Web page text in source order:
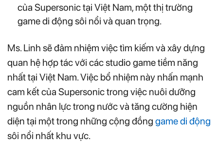
của Supersonic tại Việt Nam, một thị trường
game di động sôi nổi và quan trọng.
Ms. Linh sẽ đảm nhiệm việc tìm kiếm và xây dựng
quan hệ hợp tác với các studio game tiềm năng
nhất tại Việt Nam. Việc bổ nhiệm này nhấn mạnh
cam kết của Supersonic trong việc nuôi dưỡng
nguồn nhân lực trong nước và tăng cường hiện
diện tại một trong những cộng đồng game di động
sôi nổi nhất khu vực.